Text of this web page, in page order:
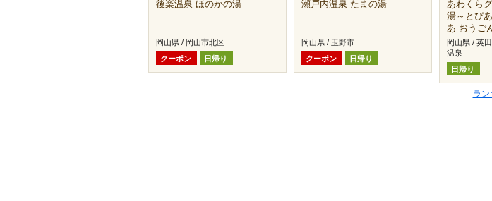
後楽温泉 ほのかの湯
岡山県 / 岡山市北区
クーポン
日帰り
瀬戸内温泉 たまの湯
岡山県 / 玉野市
クーポン
日帰り
あわくら
湯～とぴ
あ おうご
岡山県 / 英
温泉
日帰り
ラ